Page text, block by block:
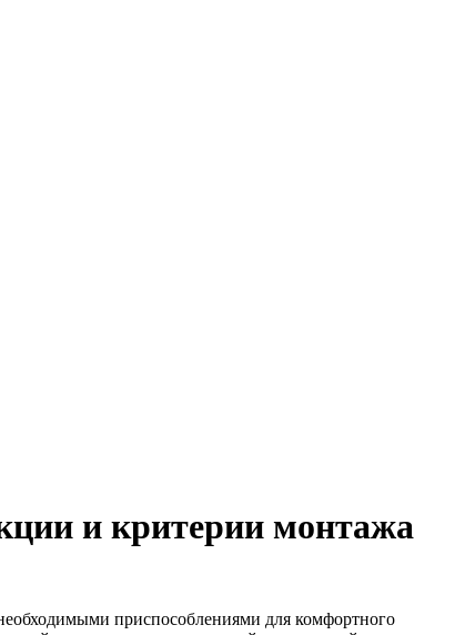
и критерии монтажа
приспособлениями для комфортного